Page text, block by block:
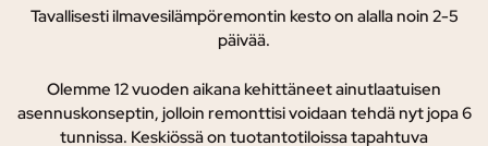
Tavallisesti ilmavesilämpöremontin kesto on alalla noin 2-5
päivää.
Olemme 12 vuoden aikana kehittäneet ainutlaatuisen
asennuskonseptin, jolloin remonttisi voidaan tehdä nyt jopa 6
tunnissa. Keskiössä on tuotantotiloissa tapahtuva